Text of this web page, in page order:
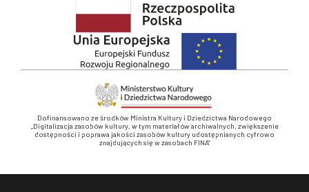
Dofinansowano ze środków Ministra Kultury i Dziedzictwa Narodowego
„Digitalizacja zasobów kultury, w tym materiałów archiwalnych, zwiększenie
dostępności i poprawa jakości zasobów kultury udostępnianych cyfrowo
znajdujących się w zasobach FINA”